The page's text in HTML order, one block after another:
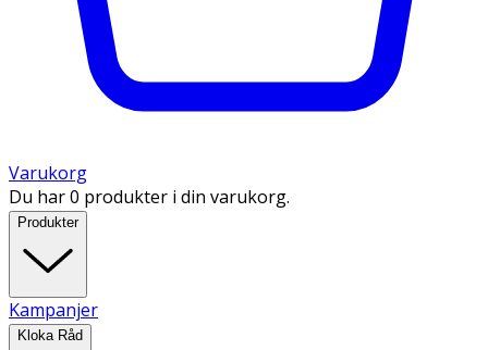
Varukorg
Du har 0 produkter i din varukorg.
Produkter
Kampanjer
Kloka Råd